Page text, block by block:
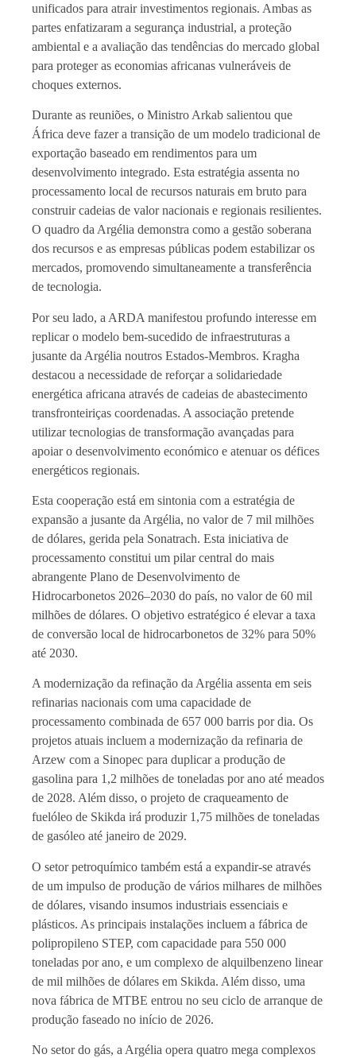
unificados para atrair investimentos regionais. Ambas as
partes enfatizaram a segurança industrial, a proteção
ambiental e a avaliação das tendências do mercado global
para proteger as economias africanas vulneráveis de
choques externos.
Durante as reuniões, o Ministro Arkab salientou que
África deve fazer a transição de um modelo tradicional de
exportação baseado em rendimentos para um
desenvolvimento integrado. Esta estratégia assenta no
processamento local de recursos naturais em bruto para
construir cadeias de valor nacionais e regionais resilientes.
O quadro da Argélia demonstra como a gestão soberana
dos recursos e as empresas públicas podem estabilizar os
mercados, promovendo simultaneamente a transferência
de tecnologia.
Por seu lado, a ARDA manifestou profundo interesse em
replicar o modelo bem-sucedido de infraestruturas a
jusante da Argélia noutros Estados-Membros. Kragha
destacou a necessidade de reforçar a solidariedade
energética africana através de cadeias de abastecimento
transfronteiriças coordenadas. A associação pretende
utilizar tecnologias de transformação avançadas para
apoiar o desenvolvimento económico e atenuar os défices
energéticos regionais.
Esta cooperação está em sintonia com a estratégia de
expansão a jusante da Argélia, no valor de 7 mil milhões
de dólares, gerida pela Sonatrach. Esta iniciativa de
processamento constitui um pilar central do mais
abrangente Plano de Desenvolvimento de
Hidrocarbonetos 2026–2030 do país, no valor de 60 mil
milhões de dólares. O objetivo estratégico é elevar a taxa
de conversão local de hidrocarbonetos de 32% para 50%
até 2030.
A modernização da refinação da Argélia assenta em seis
refinarias nacionais com uma capacidade de
processamento combinada de 657 000 barris por dia. Os
projetos atuais incluem a modernização da refinaria de
Arzew com a Sinopec para duplicar a produção de
gasolina para 1,2 milhões de toneladas por ano até meados
de 2028. Além disso, o projeto de craqueamento de
fuelóleo de Skikda irá produzir 1,75 milhões de toneladas
de gasóleo até janeiro de 2029.
O setor petroquímico também está a expandir-se através
de um impulso de produção de vários milhares de milhões
de dólares, visando insumos industriais essenciais e
plásticos. As principais instalações incluem a fábrica de
polipropileno STEP, com capacidade para 550 000
toneladas por ano, e um complexo de alquilbenzeno linear
de mil milhões de dólares em Skikda. Além disso, uma
nova fábrica de MTBE entrou no seu ciclo de arranque de
produção faseado no início de 2026.
No setor do gás, a Argélia opera quatro mega complexos